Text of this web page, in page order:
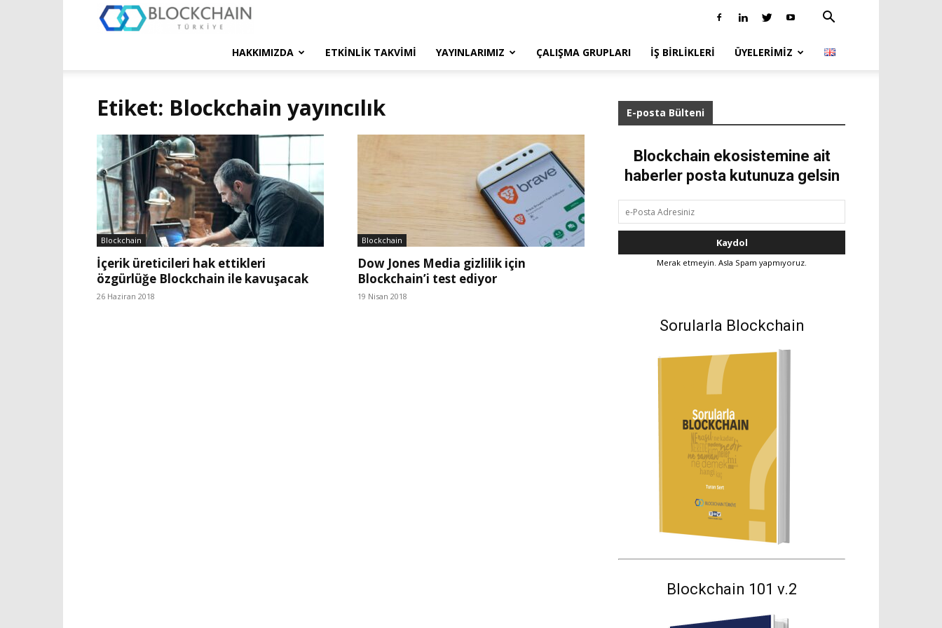
Türkiye
HAKKIMIZDA ETKINLIK TAKVIMI YAYINLARIMIZ ÇALIŞMA GRUPLARI İŞ BIRLIKLERI ÜYELERIMIZ
Etiket: Blockchain yayıncılık
Blockchain
İçerik üreticileri hak ettikleri
özgürlüğe Blockchain ile kavuşacak
26 Haziran 2018
Blockchain
Dow Jones Media gizlilik için
Blockchain’i test ediyor
19 Nisan 2018
E-posta Bülteni
Blockchain ekosistemine ait
haberler posta kutunuza gelsin
Merak etmeyin. Asla Spam yapmıyoruz.
Sorularla Blockchain
Blockchain 101 v.2